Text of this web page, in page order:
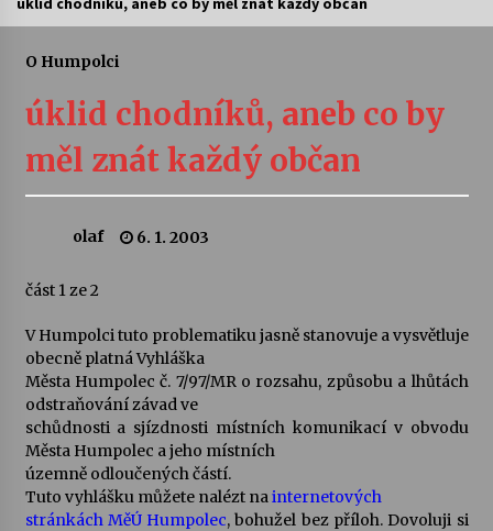
Vernisáž výstavy Josefíny Duškové: Stávám se
kapkou
Veselí muzikanti
Pozvánka na integrační festival Quijotova
šedesátka: 28. 7.–1. 8. 2026
28. 7. 2026
Letní koncerty ve Stromovce: Kolchoz a
Jenakaši
28. 7. 2026
O Humpolci
úklid chodníků, aneb co by
měl znát každý občan
olaf 6. 1. 2003
část 1 ze 2
V Humpolci tuto problematiku jasně stanovuje a vysvětluje
obecně platná Vyhláška
Města Humpolec č. 7/97/MR o rozsahu, způsobu a lhůtách
odstraňování závad ve
schůdnosti a sjízdnosti místních komunikací v obvodu
Města Humpolec a jeho místních
územně odloučených částí.
Tuto vyhlášku můžete nalézt nainternetových
stránkách MěÚ Humpolec, bohužel bez příloh. Dovoluji si